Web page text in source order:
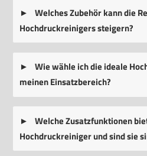
Welches Zubehör kann die
Hochdruckreinigers steigern?
Wie wähle ich die ideale
meinen Einsatzbereich?
Welche Zusatzfunktionen
Hochdruckreiniger und sind sie